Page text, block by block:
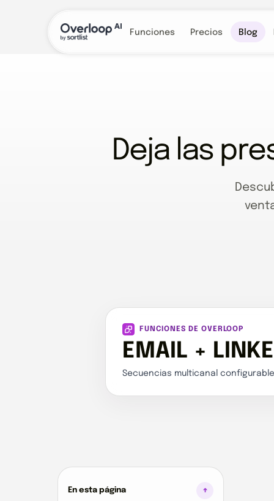
Funciones Precios Blog
Deja las
FUNCIONES DE OVERLOOP
EMAIL +
Secuencias multicanal
En esta página